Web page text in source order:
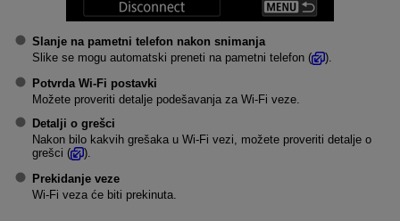
Slanje na pametni telefon nakon snimanja
Slike se mogu automatski preneti na pametni telefon (
).
Potvrda Wi-Fi postavki
Možete proveriti detalje podešavanja za Wi-Fi veze.
Detalji o grešci
Nakon bilo kakvih grešaka u Wi-Fi vezi, možete proveriti detalje o
grešci (
).
Prekidanje veze
Wi-Fi veza će biti prekinuta.